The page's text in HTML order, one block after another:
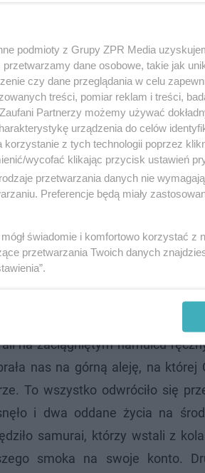
Bardzo blisko zgarnięcia
okazję na dolnej alei. Na
na zaciągniętym hamulcu
nas na górną aleję, na której
To wszystko odwróciło się
i dwa oddane życia na
samurai, którzy wstali z
smoka na swoje konto.
podmioty z Grupy ZPR Media
dane osobowe, takie jak
czy dane przeglądania w celu
treści, pomiar reklam i treści,
Partnerzy możemy używać
urządzenia do celów
z tych technologii poprzez
wycofać klikając przycisk ustawień
przetwarzania danych nie
Preferencje będą miały
świadomie i komfortowo korzystać z
przetwarzania Twoich danych